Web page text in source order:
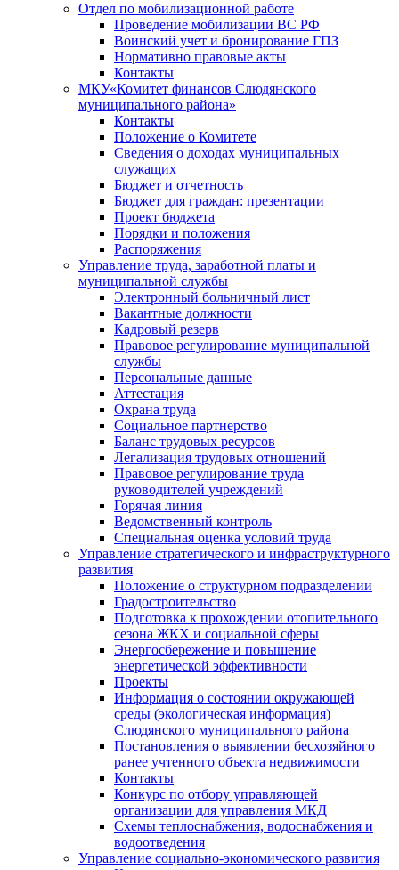
Отдел по мобилизационной работе
Проведение мобилизации ВС РФ
Воинский учет и бронирование ГПЗ
Нормативно правовые акты
Контакты
МКУ«Комитет финансов Слюдянского
муниципального района»
Контакты
Положение о Комитете
Сведения о доходах муниципальных
служащих
Бюджет и отчетность
Бюджет для граждан: презентации
Проект бюджета
Порядки и положения
Распоряжения
Управление труда, заработной платы и
муниципальной службы
Электронный больничный лист
Вакантные должности
Кадровый резерв
Правовое регулирование муниципальной
службы
Персональные данные
Аттестация
Охрана труда
Социальное партнерство
Баланс трудовых ресурсов
Легализация трудовых отношений
Правовое регулирование труда
руководителей учреждений
Горячая линия
Ведомственный контроль
Специальная оценка условий труда
Управление стратегического и инфраструктурного
развития
Положение о структурном подразделении
Градостроительство
Подготовка к прохождении отопительного
сезона ЖКХ и социальной сферы
Энергосбережение и повышение
энергетической эффективности
Проекты
Информация о состоянии окружающей
среды (экологическая информация)
Слюдянского муниципального района
Постановления о выявлении бесхозяйного
ранее учтенного объекта недвижимости
Контакты
Конкурс по отбору управляющей
организации для управления МКД
Схемы теплоснабжения, водоснабжения и
водоотведения
Управление социально-экономического развития